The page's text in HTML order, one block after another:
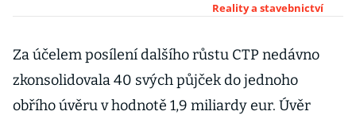
betonárky
Blance
Reality a stavebnictví
Za účelem posílení dalšího růstu CTP nedávno
zkonsolidovala 40 svých půjček do jednoho
obřího úvěru v hodnotě 1,9 miliardy eur. Úvěr